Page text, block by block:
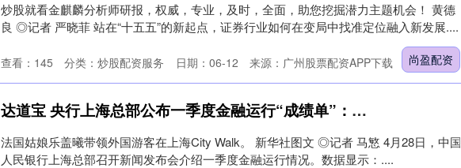
炒股就看金麒麟分析师研报，权威，专业，及时，全面，助您挖掘潜力主题机会！ 黄德
良 ◎记者 严晓菲 站在“十五五”的新起点，证券行业如何在变局中找准定位融入新发展....
尚盈配资
日期：06-12 来源：广州股票配资APP下载
查看： 145 分类： 炒股配资服务
达道宝 央行上海总部公布一季度金融运行“成绩单”：社融规模同比多增 企业融资成本探底
法国姑娘乐盖曦带领外国游客在上海City Walk。 新华社图文 ◎记者 马慜 4月28日，中国
人民银行上海总部召开新闻发布会介绍一季度金融运行情况。数据显示：....